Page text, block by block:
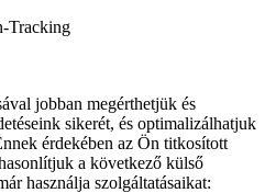
Tracking
jobban megérthetjük és
sikerét, és optimalizálhatjuk
érdekében az Ön titkosított
a következő külső
használja szolgáltatásaikat: